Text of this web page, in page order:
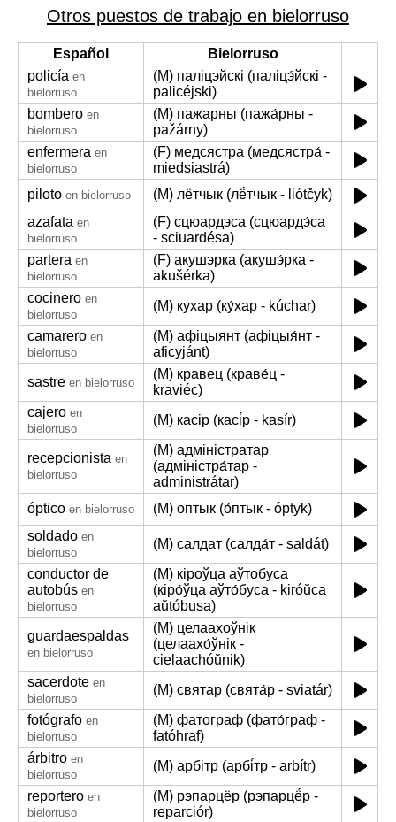
Otros puestos de trabajo en bielorruso
Español
Bielorruso
policía en
bielorruso
(M) паліцэйскі (паліцэ́йскі -
palicéjski)
bombero en
bielorruso
(M) пажарны (пажа́рны -
pažárny)
enfermera en
bielorruso
(F) медсястра (медсястра́ -
miedsiastrá)
piloto en bielorruso
(M) лётчык (лё́тчык - liótčyk)
azafata en
bielorruso
(F) сцюардэса (сцюардэ́са
- sciuardésa)
partera en
bielorruso
(F) акушэрка (акушэ́рка -
akušérka)
cocinero en
bielorruso
(M) кухар (ку́хар - kúchar)
camarero en
bielorruso
(M) афіцыянт (афіцыя́нт -
aficyjánt)
sastre en bielorruso
(M) кравец (краве́ц -
kraviéc)
cajero en
bielorruso
(M) касір (касі́р - kasír)
recepcionista en
bielorruso
(M) адміністратар
(адміністра́тар -
administrátar)
óptico en bielorruso
(M) оптык (о́птык - óptyk)
soldado en
bielorruso
(M) салдат (салда́т - saldát)
conductor de
autobús en
bielorruso
(M) кіроўца аўтобуса
(кіро́ўца аўто́буса - kiróŭca
aŭtóbusa)
guardaespaldas
en bielorruso
(M) целаахоўнік
(целаахо́ўнік -
cielaachóŭnik)
sacerdote en
bielorruso
(M) святар (свята́р - sviatár)
fotógrafo en
bielorruso
(M) фатограф (фато́граф -
fatóhraf)
árbitro en
bielorruso
(M) арбітр (арбі́тр - arbítr)
reportero en
bielorruso
(M) рэпарцёр (рэпарцё́р -
reparciór)